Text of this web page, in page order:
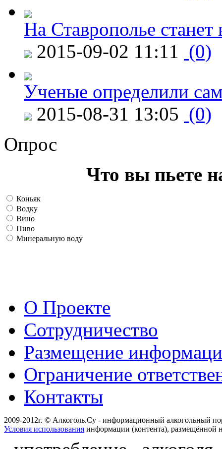
На Ставрополье
2015-09-02 11:11 (0)
Ученые определили
2015-08-31 13:05 (0)
Опрос
Что вы пьете
Коньяк
Водку
Вино
Пиво
Минеральную воду
О Проекте
Сотрудничество
Размещение
Ограничение
Контакты
2009-2012г. © Алкоголь.Су - информационный алкогольный
Условия использования информации (контента), размещённой